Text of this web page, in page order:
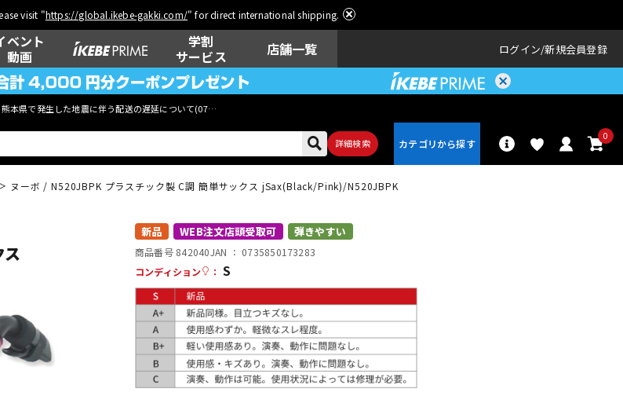
visit "https://global.ikebe-gakki.com/" for direct international shipping.
ベント
動画
学割
サービス
店舗一覧 ログイン 新規会員登録
熊本県で発生した地震に伴う配送の遅延について(07月29日
詳細検索
0
ウクレレ ドラム
その他楽器
オンラ レコーディン
グ機器
配信/ライブ
機器
ヌーボ / N520JBPK プラスチック製 C調 簡単サックス jSax(Black/Pink)/N520JBPK
新品 WEB注文店頭受取可 弾きやすい
商品番号 842040JAN ： 0735850173283
コンディション
： S